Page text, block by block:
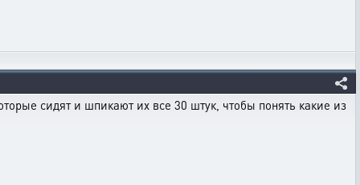
сидят и шпикают их все 30 штук, чтобы понять какие из